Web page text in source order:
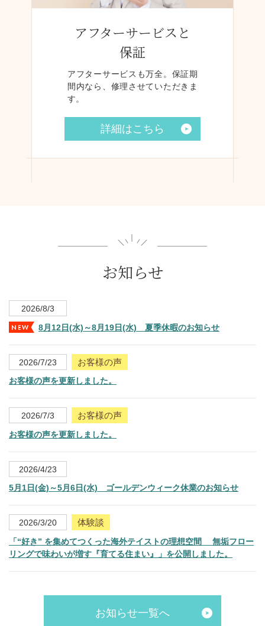
アフターサービスと
保証
アフターサービスも万全。保証期
間内なら、修理させていただきま
す。
詳細はこちら
お知らせ
2026/8/3
8月12日(水)～8月19日(水) 夏季休暇のお知らせ
2026/7/23 お客様の声
お客様の声を更新しました。
2026/7/3 お客様の声
お客様の声を更新しました。
2026/4/23
5月1日(金)～5月6日(水) ゴールデンウィーク休業のお知らせ
2026/3/20 体験談
「“好き” を集めてつくった海外テイストの理想空間 無垢フロー
リングで味わいが増す『育てる住まい』」を公開しました。
お知らせ一覧へ